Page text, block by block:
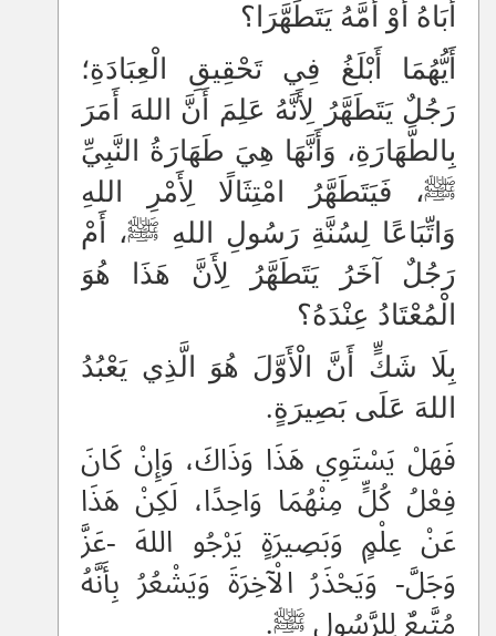
أَبَاهُ أَوْ أُمَّهُ يَتَطَهَّرَا؟
أَيُّهُمَا أَبْلَغُ فِي تَحْقِيقِ الْعِبَادَةِ؛
رَجُلٌ يَتَطَهَّرُ لِأَنَّهُ عَلِمَ أَنَّ اللهَ أَمَرَ
بِالطَّهَارَةِ، وَأَنَّهَا هِيَ طَهَارَةُ النَّبِيِّ
ﷺ، فَيَتَطَهَّرُ امْتِثَالًا لِأَمْرِ اللهِ
وَاتِّبَاعًا لِسُنَّةِ رَسُولِ اللهِ ﷺ، أَمْ
رَجُلٌ آخَرُ يَتَطَهَّرُ لِأَنَّ هَذَا هُوَ
الْمُعْتَادُ عِنْدَهُ؟
بِلَا شَكٍّ أَنَّ الْأَوَّلَ هُوَ الَّذِي يَعْبُدُ
اللهَ عَلَى بَصِيرَةٍ.
فَهَلْ يَسْتَوِي هَذَا وَذَاكَ، وَإِنْ كَانَ
فِعْلُ كُلٍّ مِنْهُمَا وَاحِدًا، لَكِنْ هَذَا
عَنْ عِلْمٍ وَبَصِيرَةٍ يَرْجُو اللهَ -عَزَّ
وَجَلَّ- وَيَحْذَرُ الْآخِرَةَ وَيَشْعُرُ بِأَنَّهُ
مُتَّبِعٌ لِلرَّسُولِ ﷺ.